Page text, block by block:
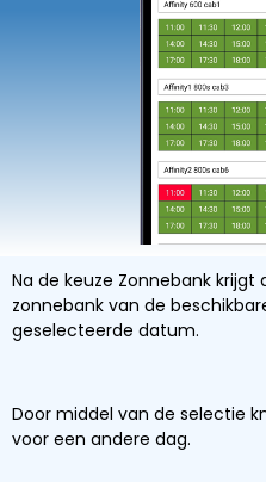
Na de keuze Zonnebank
zonnebank van de
geselecteerde datum.
Door middel van de selectie
voor een andere dag.